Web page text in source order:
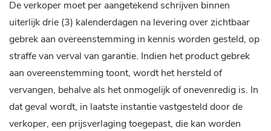
De verkoper moet per aangetekend schrijven binnen
uiterlijk drie (3) kalenderdagen na levering over zichtbaar
gebrek aan overeenstemming in kennis worden gesteld, op
straffe van verval van garantie. Indien het product gebrek
aan overeenstemming toont, wordt het hersteld of
vervangen, behalve als het onmogelijk of onevenredig is. In
dat geval wordt, in laatste instantie vastgesteld door de
verkoper, een prijsverlaging toegepast, die kan worden